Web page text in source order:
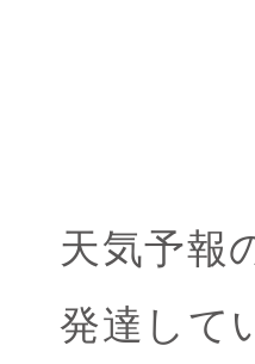
天気予報
発達して